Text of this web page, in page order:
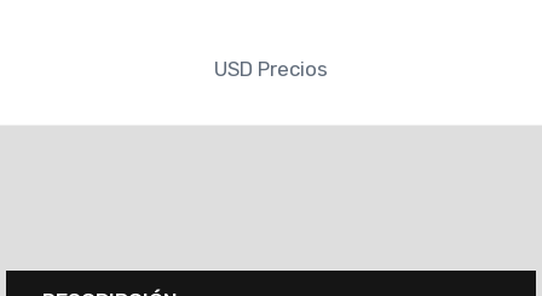
USD Precios